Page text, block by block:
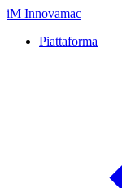
iM Innovamac
Piattaforma